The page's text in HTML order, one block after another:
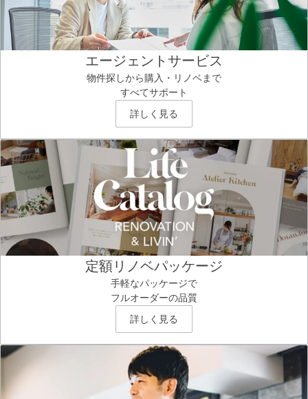
エージェントサービス
物件探しから購入・リノベまで
すべてサポート
詳しく見る
定額リノベパッケージ
手軽なパッケージで
フルオーダーの品質
詳しく見る